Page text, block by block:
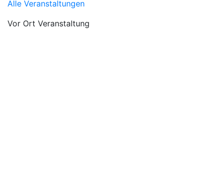
Alle Veranstaltungen
Vor Ort Veranstaltung